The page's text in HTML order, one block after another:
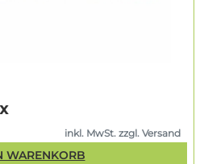
inkl. MwSt. zzgl. Versand
WARENKORB